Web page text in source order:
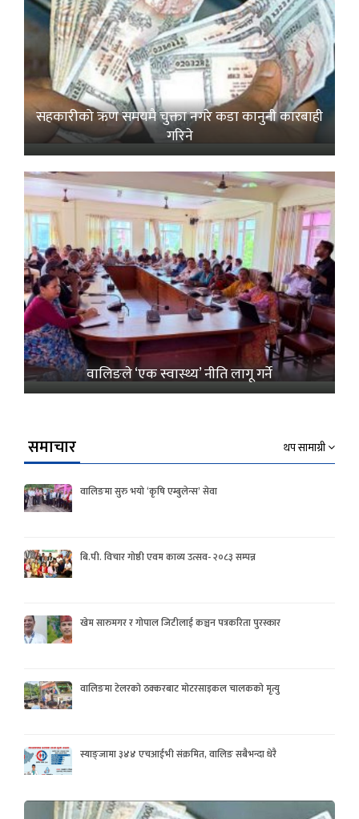
सहकारीको ऋण समयमै चुक्ता नगरे कडा कानुनी कारबाही
गरिने
वालिङले ‘एक स्वास्थ्य’ नीति लागू गर्ने
समाचार थप सामाग्री
वालिङमा सुरु भयो ‘कृषि एम्बुलेन्स’ सेवा
बि.पी. विचार गोष्ठी एवम काव्य उत्सव- २०८३ सम्पन्न
खेम सारुमगर र गोपाल जिटीलाई कञ्चन पत्रकरिता पुरस्कार
वालिङमा टेलरको ठक्करबाट मोटरसाइकल चालकको मृत्यु
स्याङ्जामा ३४४ एचआईभी संक्रमित, वालिङ सबैभन्दा धेरै